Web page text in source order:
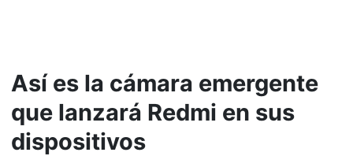
Así es la cámara emergente
que lanzará Redmi en sus
dispositivos